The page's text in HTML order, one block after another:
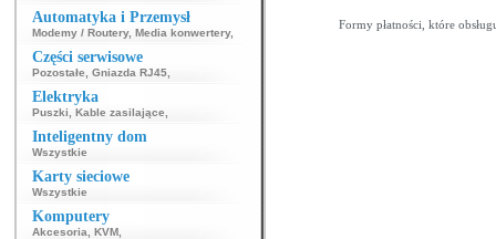
Automatyka i Przemysł
Modemy / Routery, Media konwertery,
Części serwisowe
Pozostałe Gniazda RJ45
Elektryka
Puszki Kable zasilające
Inteligentny dom
Wszystkie
Karty sieciowe
Wszystkie
Komputery
Akcesoria KVM
Formy płatności, które